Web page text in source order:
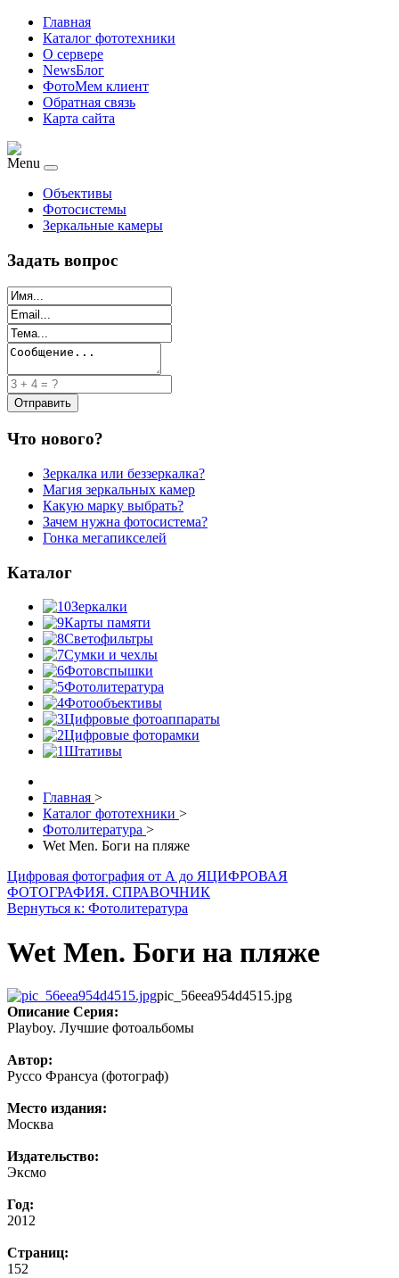
Главная
Каталог фототехники
О сервере
NewsБлог
ФотоМем клиент
Обратная связь
Карта сайта
Menu
Объективы
Фотосистемы
Зеркальные камеры
Задать вопрос
Что нового?
Зеркалка или беззеркалка?
Магия зеркальных камер
Какую марку выбрать?
Зачем нужна фотосистема?
Гонка мегапикселей
Каталог
Зеркалки
Карты памяти
Светофильтры
Сумки и чехлы
Фотовспышки
Фотолитература
Фотообъективы
Цифровые фотоаппараты
Цифровые фоторамки
Штативы
Главная >
Каталог фототехники >
Фотолитература >
Wet Men. Боги на пляже
Цифровая фотография от А до ЯЦИФРОВАЯ
ФОТОГРАФИЯ. СПРАВОЧНИК
Вернуться к: Фотолитература
Wet Men. Боги на пляже
pic_56eea954d4515.jpg
Описание Серия:
Playboy. Лучшие фотоальбомы
Автор:
Руссо Франсуа (фотограф)
Место издания:
Москва
Издательство:
Эксмо
Год:
2012
Страниц:
152